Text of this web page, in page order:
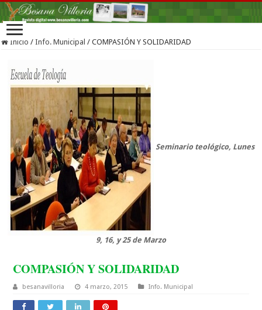
Inicio / Info. Municipal / COMPASIÓN Y SOLIDARIDAD
Seminario teológico, Lunes
9, 16, y 25 de Marzo
COMPASIÓN Y SOLIDARIDAD
besanavilloria 4 marzo, 2015 Info. Municipal